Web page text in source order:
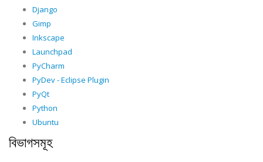
Django
Gimp
Inkscape
Launchpad
PyCharm
PyDev - Eclipse Plugin
PyQt
Python
Ubuntu
বিভাগসমূহ